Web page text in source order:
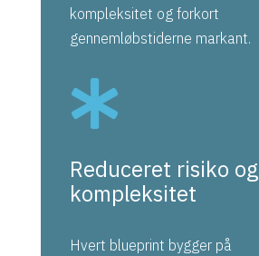
kompleksitet og forkort
gennemløbstiderne markant.

Reduceret risiko og
kompleksitet
Hvert blueprint bygger på